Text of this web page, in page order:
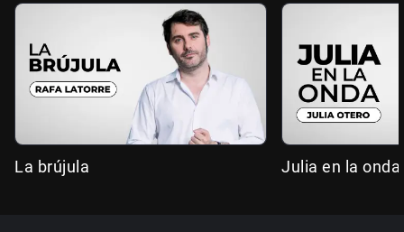
La brújula Julia en la onda